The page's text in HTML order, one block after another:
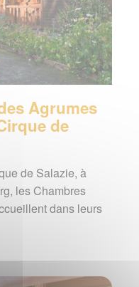
Agrumes
de
de Salazie, à
les Chambres
dans leurs